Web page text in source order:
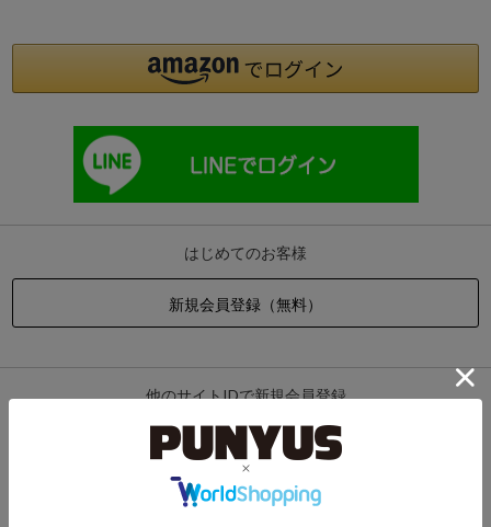
はじめてのお客様
他のサイトIDで新規会員登録
他のサイトIDで新規会員登録をしていただくと次回以降、そのIDで
ログインすることができます。